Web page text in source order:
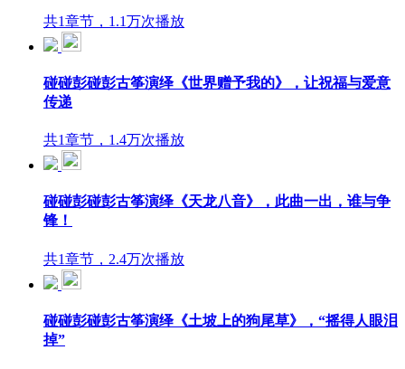
共1章节，1.1万次播放
碰碰彭碰彭古筝演绎《世界赠予我的》，让祝福与爱意
传递
共1章节，1.4万次播放
碰碰彭碰彭古筝演绎《天龙八音》，此曲一出，谁与争
锋！
共1章节，2.4万次播放
碰碰彭碰彭古筝演绎《土坡上的狗尾草》，“摇得人眼泪
掉”